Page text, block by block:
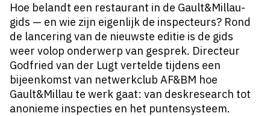
Hoe belandt een restaurant in de Gault&Millau-
gids — en wie zijn eigenlijk de inspecteurs? Rond
de lancering van de nieuwste editie is de gids
weer volop onderwerp van gesprek. Directeur
Godfried van der Lugt vertelde tijdens een
bijeenkomst van netwerkclub AF&BM hoe
Gault&Millau te werk gaat: van deskresearch tot
anonieme inspecties en het puntensysteem.